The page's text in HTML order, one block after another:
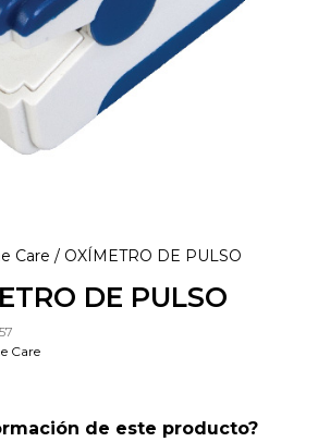
Care / OXÍMETRO DE PULSO
DE PULSO
Care
de este producto?